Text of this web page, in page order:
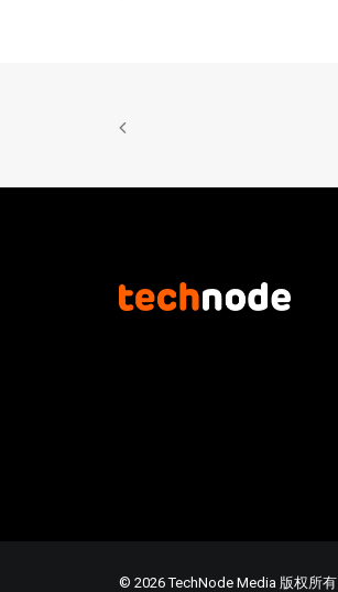
© 2026 TechNode Media 版权所有